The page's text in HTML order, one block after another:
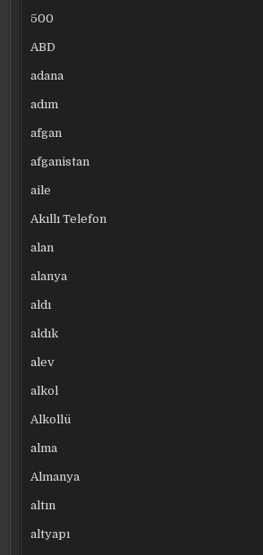
500
ABD
adana
adım
afgan
afganistan
aile
Akıllı Telefon
alan
alanya
aldı
aldık
alev
alkol
Alkollü
alma
Almanya
altın
altyapı